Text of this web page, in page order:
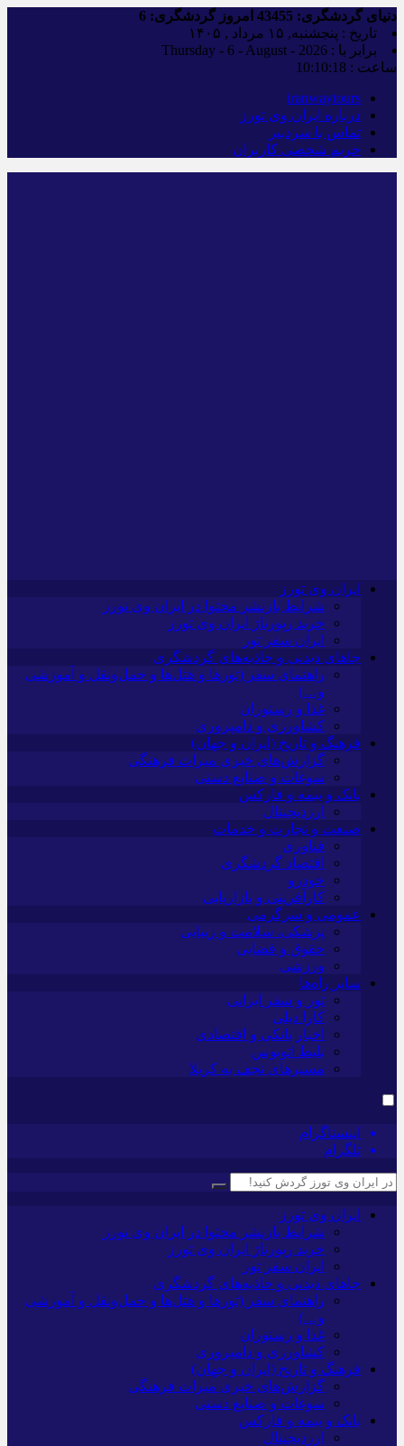
دنیای گردشگری: امروز گردشگری:
تاریخ : پنجشنبه, ۱۵ مرداد , ۱۴۰۵
برابر با : Thursday - 6 - August - 2026
ساعت : 10:10:19
iranwaytours
درباره ایران وی تورز
تماس با سردبیر
حریم شخصی کاربران
ایران وی تورز
شرایط بازنشر محتوا در ایران وی تورز
خرید رپورتاژ ایران وی تورز
ایران سفر تور
جاهای دیدنی و جاذبه‌های گردشگری
راهنمای سفر (تورها و هتل‌ها و حمل‌و‌نقل و آموزشی
و…)
غذا و رستوران
کشاورزی و دامپروری
فرهنگ و تاریخ (ایران و جهان)
گزارش‌های خبری میراث فرهنگی
سوغات و صنایع دستی
بانک و بیمه و فارکس
ارزدیجیتال
صنعت و تجارت و خدمات
فناوری
اقتصاد گردشگری
خودرو
کارآفرینی و بازاریابی
عمومی و سرگرمی
پزشکی، سلامت و زیبایی
حقوق و قضایی
ورزشی
سایر راه‌ها
تور و سفر ایرانی
کارا دیلی
اخبار بانکی و اقتصادی
بلیط اتوبوس
مسیرهای نجف به کربلا
اینستاگرام
تلگرام
ایران وی تورز
شرایط بازنشر محتوا در ایران وی تورز
خرید رپورتاژ ایران وی تورز
ایران سفر تور
جاهای دیدنی و جاذبه‌های گردشگری
راهنمای سفر (تورها و هتل‌ها و حمل‌و‌نقل و آموزشی
و…)
غذا و رستوران
کشاورزی و دامپروری
فرهنگ و تاریخ (ایران و جهان)
گزارش‌های خبری میراث فرهنگی
سوغات و صنایع دستی
بانک و بیمه و فارکس
ارزدیجیتال